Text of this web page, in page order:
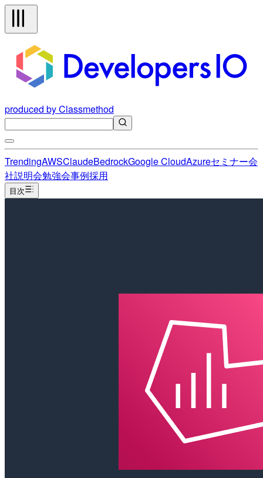
produced by Classmethod
TrendingAWSClaudeBedrockGoogle CloudAzureセミナー会
社説明会勉強会事例採用
目次